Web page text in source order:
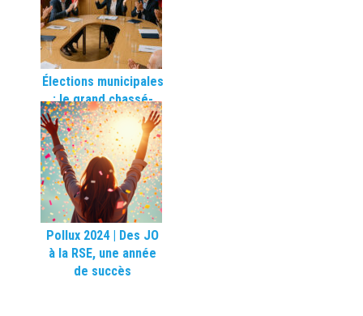
Élections municipales
: le grand chassé-
croisé des clés a
commencé
Pollux 2024 | Des JO
à la RSE, une année
de succès